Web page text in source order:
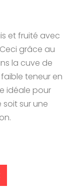
et fruité avec
grâce au
la cuve de
teneur en
idéale pour
sur une